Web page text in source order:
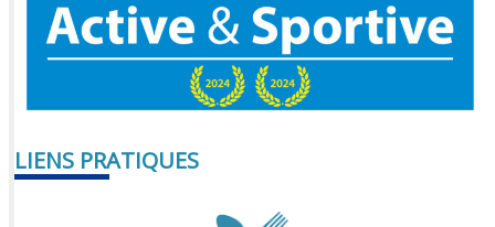
LIENS PRATIQUES